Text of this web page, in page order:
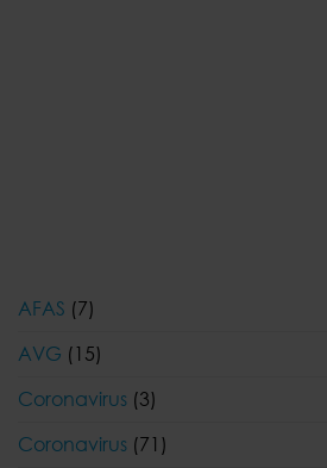
AFAS (7)
AVG (15)
Coronavirus (3)
Coronavirus (71)